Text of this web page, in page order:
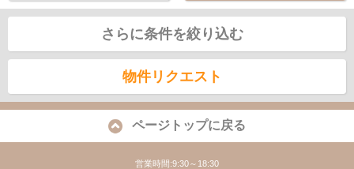
さらに条件を絞り込む
物件リクエスト
ページトップに戻る
営業時間:9:30～18:30